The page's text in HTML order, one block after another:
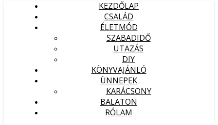
KEZDŐLAP
CSALÁD
ÉLETMÓD
SZABADIDŐ
UTAZÁS
DIY
KÖNYVAJÁNLÓ
ÜNNEPEK
KARÁCSONY
BALATON
RÓLAM